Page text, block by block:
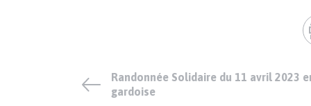
Randonnée Solidaire du 11 avril 2023
gardoise